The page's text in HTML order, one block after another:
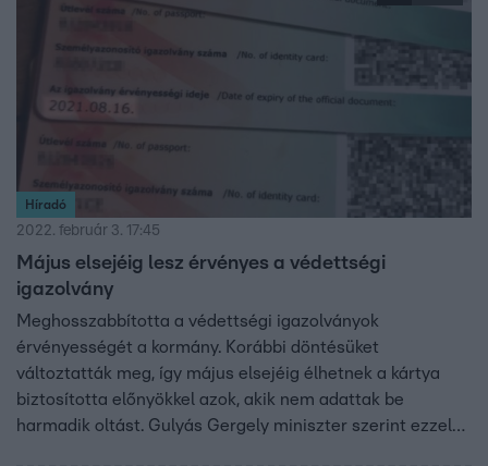
is meghosszabbodik-e. Közben Müller Cecília országos
tisztifőorvos pénteken bejelentette, Magyarországon is
megjelent az omikron, úgynevezett lopakodó variánsa.
Híradó
2022. február 3. 17:45
Május elsejéig lesz érvényes a védettségi
igazolvány
Meghosszabbította a védettségi igazolványok
érvényességét a kormány. Korábbi döntésüket
változtatták meg, így május elsejéig élhetnek a kártya
biztosította előnyökkel azok, akik nem adattak be
harmadik oltást. Gulyás Gergely miniszter szerint ezzel